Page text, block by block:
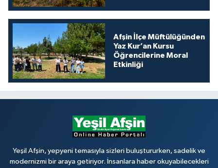
Afşin İlçe Müftülüğünden
Yaz Kur’an Kursu
Öğrencilerine Moral
Etkinliği
Yeşil Afşin, yepyeni temasıyla sizleri buluştururken, sadelik ve
modernizmi bir araya getiriyor. İnsanlara haber okuyabilecekleri